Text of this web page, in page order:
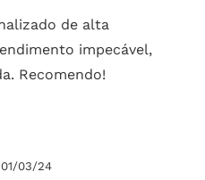
de alta
impecável,
Recomendo!
01/03/24